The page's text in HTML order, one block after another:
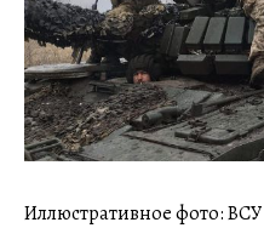
Иллюстративное фото: